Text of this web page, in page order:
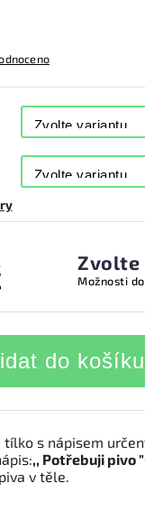
Zvolte
Možnosti
do košíku
tílko s nápisem
,, Potřebuji pivo "
v těle.